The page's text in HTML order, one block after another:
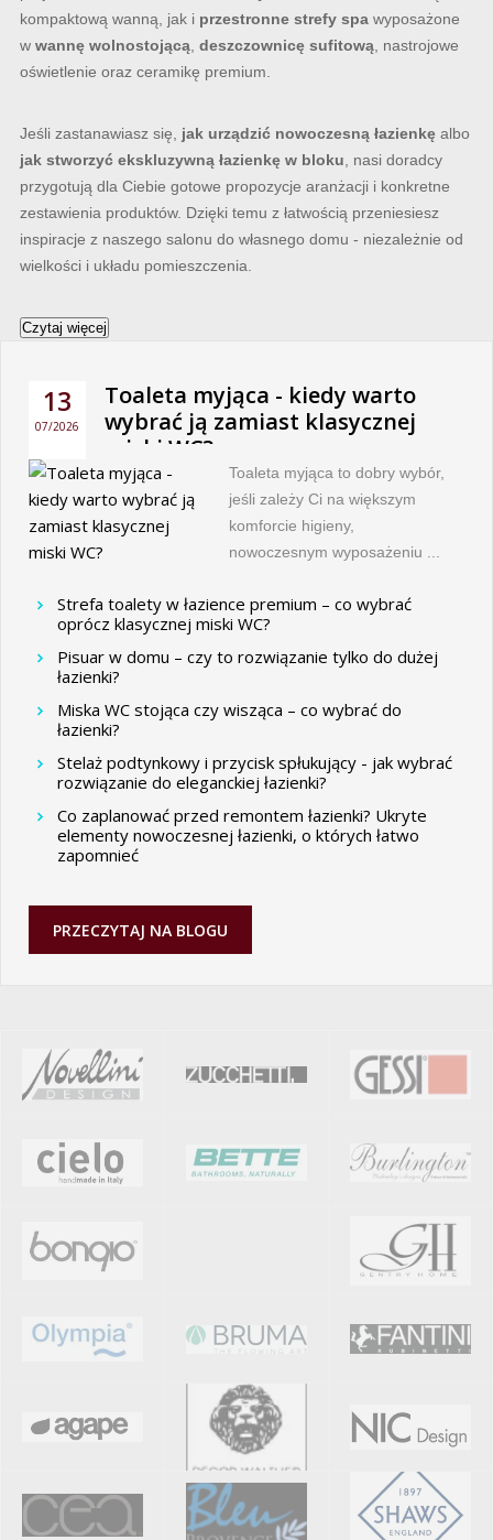
kompaktową wanną, jak i przestronne strefy spawyposażone
w wannę wolnostojącą, deszczownicę sufitową, nastrojowe
oświetlenie oraz ceramikę premium.
Jeśli zastanawiasz się, jak urządzić nowoczesną łazienkęalbo
jak stworzyć ekskluzywną łazienkę w bloku, nasi doradcy
przygotują dla Ciebie gotowe propozycje aranżacji i konkretne
zestawienia produktów. Dzięki temu z łatwością przeniesiesz
inspiracje z naszego salonu do własnego domu - niezależnie od
wielkości i układu pomieszczenia.
Czytaj więcej
13
07/2026
Toaleta myjąca - kiedy warto
wybrać ją zamiast klasycznej
miski WC?
Toaleta myjąca to dobry wybór,
jeśli zależy Ci na większym
komforcie higieny,
nowoczesnym wyposażeniu ...
Strefa toalety w łazience premium – co wybrać
oprócz klasycznej miski WC?
Pisuar w domu – czy to rozwiązanie tylko do dużej
łazienki?
Miska WC stojąca czy wisząca – co wybrać do
łazienki?
Stelaż podtynkowy i przycisk spłukujący - jak wybrać
rozwiązanie do eleganckiej łazienki?
Co zaplanować przed remontem łazienki? Ukryte
elementy nowoczesnej łazienki, o których łatwo
zapomnieć
PRZECZYTAJ NA BLOGU